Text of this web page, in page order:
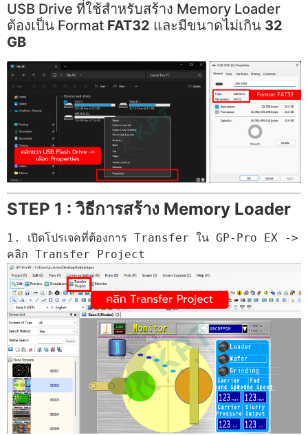
USB Drive ที่ใช้สำหรับสร้าง Memory Loader
ต้องเป็น Format FAT32 และมีขนาดไม่เกิน 32
GB
STEP 1 : วิธีการสร้าง Memory Loader
1. เปิดโปรเจคที่ต้องการ Transfer ใน GP-Pro EX ->